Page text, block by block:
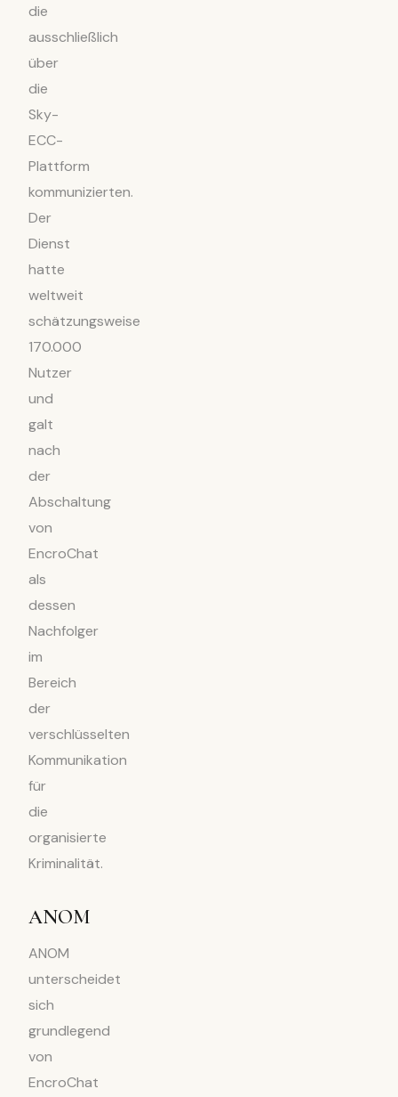
die
ausschließlich
über
die
Sky-
ECC-
Plattform
kommunizierten.
Der
Dienst
hatte
weltweit
schätzungsweise
170.000
Nutzer
und
galt
nach
der
Abschaltung
von
EncroChat
als
dessen
Nachfolger
im
Bereich
der
verschlüsselten
Kommunikation
für
die
organisierte
Kriminalität.
ANOM
ANOM
unterscheidet
sich
grundlegend
von
EncroChat